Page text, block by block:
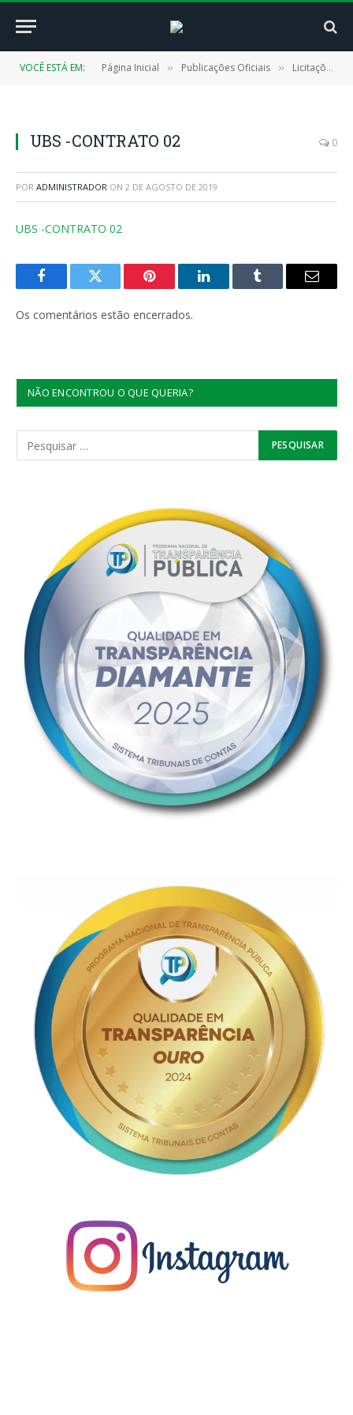
VOCÊ ESTÁ EM: Página Inicial » Publicações Oficiais » Licitações
UBS -CONTRATO 02 0
POR ADMINISTRADOR ON 2 DE AGOSTO DE 2019
UBS -CONTRATO 02
FacebookTwitter Pinterest LinkedInTumblr
E-
Os comentários estão encerrados.
NÃO ENCONTROU O QUE QUERIA?